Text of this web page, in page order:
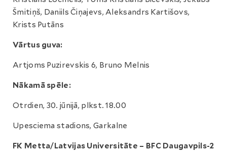
Šmitiņš, Daniils Čiņajevs, Aleksandrs Kartišovs,
Krists Putāns
Vārtus guva:
Artjoms Puzirevskis 6, Bruno Melnis
Nākamā spēle:
Otrdien, 30. jūnijā, plkst. 18.00
Upesciema stadions, Garkalne
FK Metta/Latvijas Universitāte – BFC Daugavpils-2